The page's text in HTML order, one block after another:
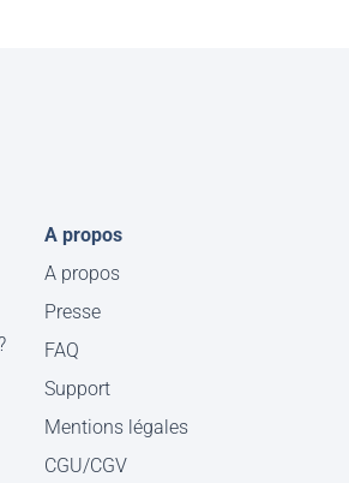
A propos
A propos
Presse
FAQ
Support
Mentions légales
CGU/CGV